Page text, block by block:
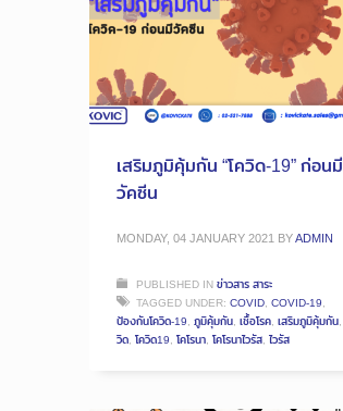
เสริมภูมิคุ้มกัน “โควิด-19” ก่อนมี
วัคซีน
MONDAY, 04 JANUARY 2021 BYADMIN
PUBLISHED INข่าวสาร สาระ
TAGGED UNDER: COVID, COVID-19,
ป้องกันโควิด-19, ภูมิคุ้มกัน, เชื้อโรค, เสริมภูมิคุ้มกัน,
วิด, โควิด19, โคโรนา, โคโรนาไวรัส, ไวรัส